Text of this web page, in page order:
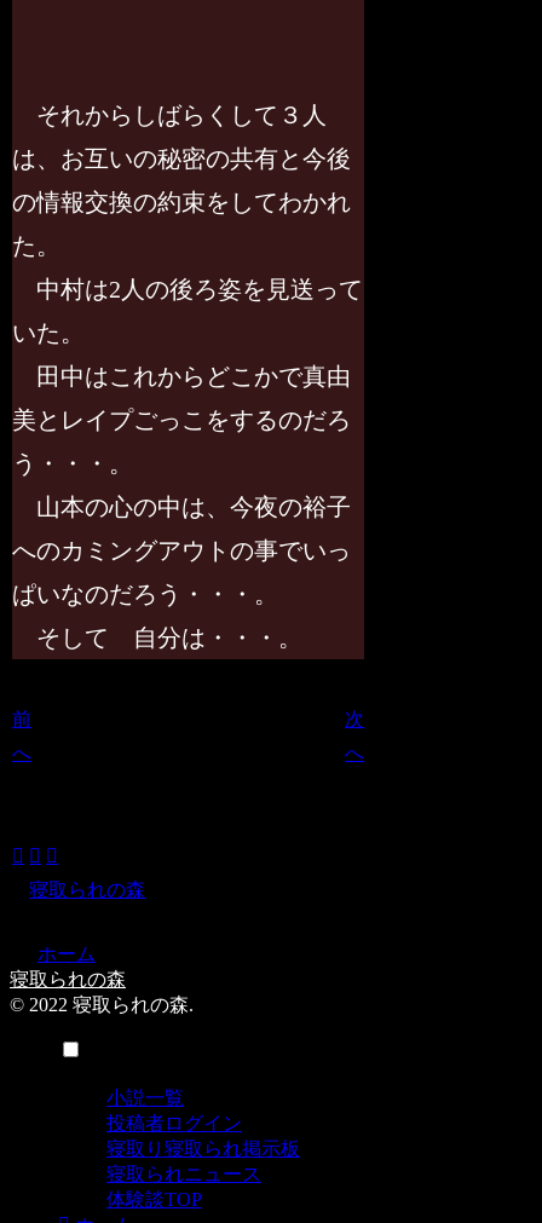
それからしばらくして３人
は、お互いの秘密の共有と今後
の情報交換の約束をしてわかれ
た。
中村は2人の後ろ姿を見送って
いた。
田中はこれからどこかで真由
美とレイプごっこをするのだろ
う・・・。
山本の心の中は、今夜の裕子
へのカミングアウトの事でいっ
ぱいなのだろう・・・。
そして 自分は・・・。
前
へ
次
へ
寝取られの森
ホーム
寝取られの森
© 2022 寝取られの森.
小説一覧
投稿者ログイン
寝取り寝取られ掲示板
寝取られニュース
体験談TOP